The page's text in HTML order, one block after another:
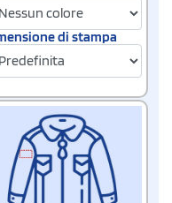
di stampa